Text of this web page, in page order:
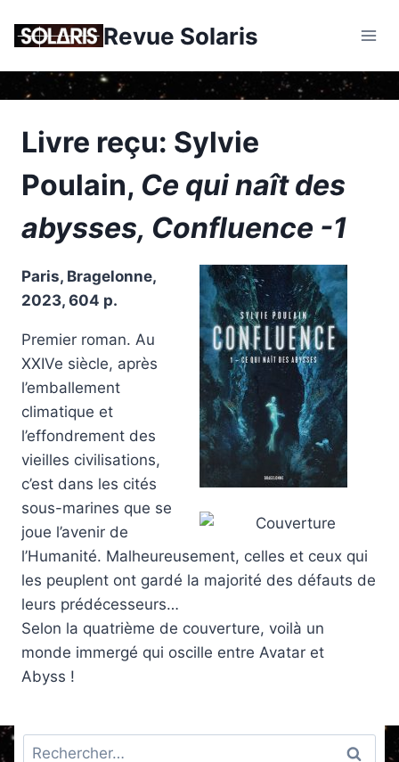
Revue Solaris
Livre reçu: Sylvie
Poulain, Ce qui naît des
abysses, Confluence -1
Paris, Bragelonne,
2023, 604 p.
Premier roman. Au
XXIVe siècle, après
l’emballement
climatique et
l’effondrement des
vieilles civilisations,
c’est dans les cités
sous-marines que se
joue l’avenir de
l’Humanité. Malheureusement, celles et ceux qui
les peuplent ont gardé la majorité des défauts de
leurs prédécesseurs…
Selon la quatrième de couverture, voilà un
monde immergé qui oscille entre Avatar et
Abyss !
Rechercher :